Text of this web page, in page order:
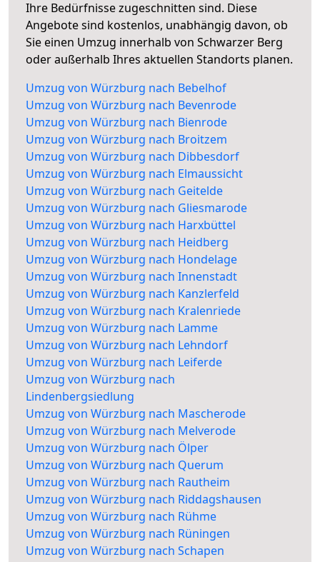
Ihre Bedürfnisse zugeschnitten sind. Diese
Angebote sind kostenlos, unabhängig davon, ob
Sie einen Umzug innerhalb von Schwarzer Berg
oder außerhalb Ihres aktuellen Standorts planen.
Umzug von Würzburg nach Bebelhof
Umzug von Würzburg nach Bevenrode
Umzug von Würzburg nach Bienrode
Umzug von Würzburg nach Broitzem
Umzug von Würzburg nach Dibbesdorf
Umzug von Würzburg nach Elmaussicht
Umzug von Würzburg nach Geitelde
Umzug von Würzburg nach Gliesmarode
Umzug von Würzburg nach Harxbüttel
Umzug von Würzburg nach Heidberg
Umzug von Würzburg nach Hondelage
Umzug von Würzburg nach Innenstadt
Umzug von Würzburg nach Kanzlerfeld
Umzug von Würzburg nach Kralenriede
Umzug von Würzburg nach Lamme
Umzug von Würzburg nach Lehndorf
Umzug von Würzburg nach Leiferde
Umzug von Würzburg nach
Lindenbergsiedlung
Umzug von Würzburg nach Mascherode
Umzug von Würzburg nach Melverode
Umzug von Würzburg nach Ölper
Umzug von Würzburg nach Querum
Umzug von Würzburg nach Rautheim
Umzug von Würzburg nach Riddagshausen
Umzug von Würzburg nach Rühme
Umzug von Würzburg nach Rüningen
Umzug von Würzburg nach Schapen